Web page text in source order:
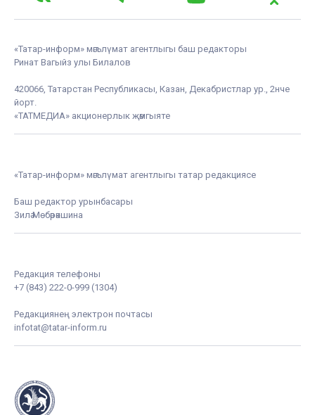
«Татар-информ» мәгълүмат агентлыгы баш редакторы
Ринат Вагыйз улы Билалов
420066, Татарстан Республикасы, Казан, Декабристлар ур., 2нче
йорт.
«ТАТМЕДИА» акционерлык җәмгыяте
«Татар-информ» мәгълүмат агентлыгы татар редакциясе
Баш редактор урынбасары
Зилә Мөбәрәкшина
Редакция телефоны
+7 (843) 222-0-999 (1304)
Редакциянең электрон почтасы
infotat@tatar-inform.ru